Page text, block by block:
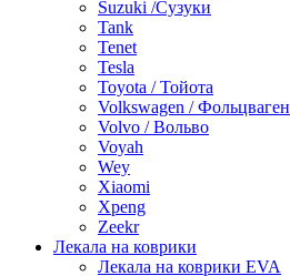
Suzuki /Сузуки
Tank
Tenet
Tesla
Toyota / Тойота
Volkswagen / Фольцваген
Volvo / Вольво
Voyah
Wey
Xiaomi
Xpeng
Zeekr
Лекала на коврики
Лекала на коврики EVA